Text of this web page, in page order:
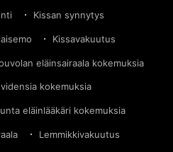
Kissan synnytys
Kissavakuutus
eläinsairaala kokemuksia
kokemuksia
eläinlääkäri kokemuksia
Lemmikkivakuutus